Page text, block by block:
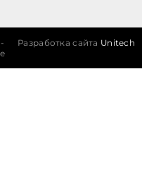
Разработка сайта Unitech